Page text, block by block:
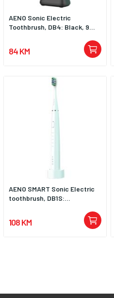
AENO Sonic Electric
Toothbrush, DB4: Black, 9...
84 KM
AENO SMART Sonic Electric
toothbrush, DB1S:...
108 KM